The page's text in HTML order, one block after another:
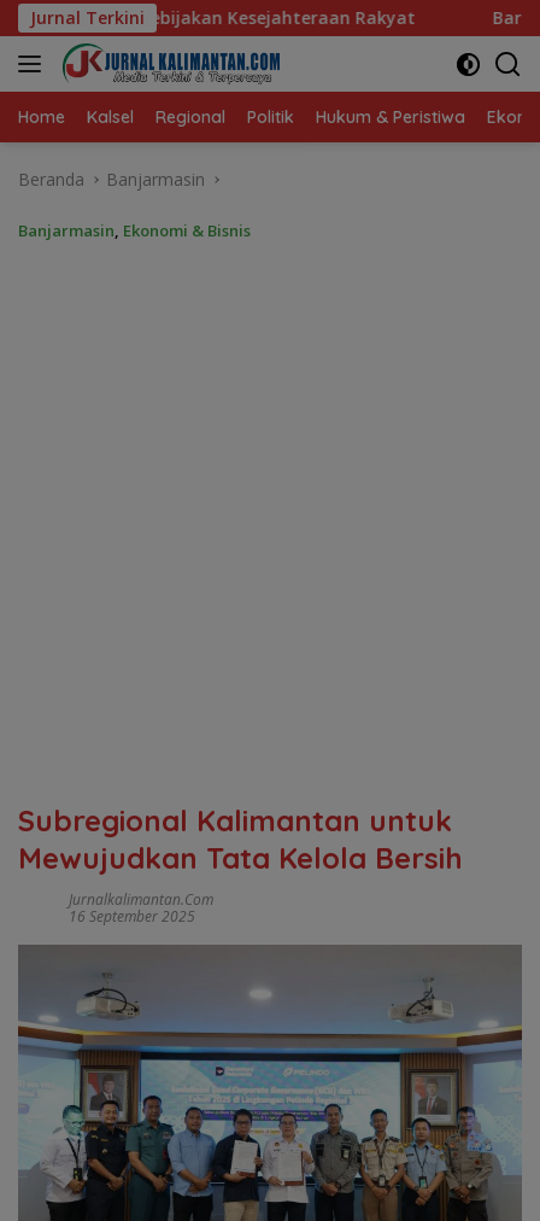
Langsung
ke
konten
Jurnal Terkini
Kesejahteraan Rakyat Baru 10 Persen, Aktivasi
Home Kalsel Regional Politik Hukum & Peristiwa
Beranda Banjarmasin
Banjarmasin, Ekonomi & Bisnis
Subregional Kalimantan untuk
Mewujudkan Tata Kelola Bersih
Jurnalkalimantan.com
16 September 2025